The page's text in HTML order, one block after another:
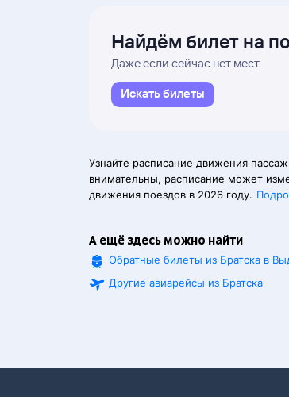
Найдём билет на
Даже если сейчас нет мест
Искать билеты
Узнайте расписание движения
внимательны, расписание может
движения поездов в 2026 году.
А ещё здесь можно найти
Обратные билеты из Братска в
Другие авиарейсы из Братска